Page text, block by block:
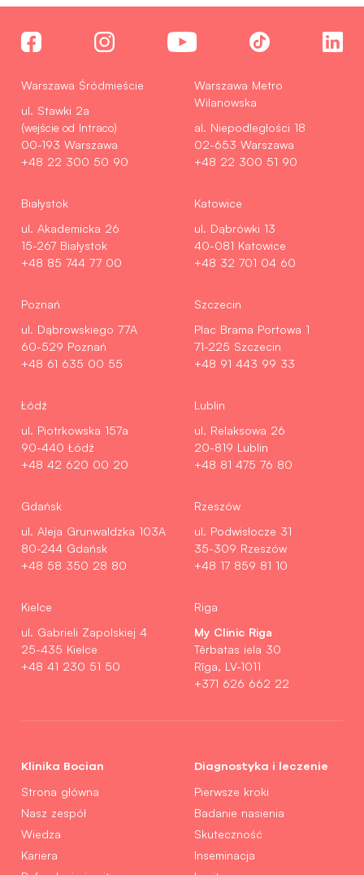
Warszawa Śródmieście
ul. Stawki 2a
(wejście od Intraco)
00-193 Warszawa
+48 22 300 50 90
Warszawa Metro
Wilanowska
al. Niepodległości 18
02-653 Warszawa
+48 22 300 51 90
Białystok
ul. Akademicka 26
15-267 Białystok
+48 85 744 77 00
Katowice
ul. Dąbrówki 13
40-081 Katowice
+48 32 701 04 60
Poznań
ul. Dąbrowskiego 77A
60-529 Poznań
+48 61 635 00 55
Szczecin
Plac Brama Portowa 1
71-225 Szczecin
+48 91 443 99 33
Łódź
ul. Piotrkowska 157a
90-440 Łódź
+48 42 620 00 20
Lublin
ul. Relaksowa 26
20-819 Lublin
+48 81 475 76 80
Gdańsk
ul. Aleja Grunwaldzka 103A
80-244 Gdańsk
+48 58 350 28 80
Rzeszów
ul. Podwisłocze 31
35-309 Rzeszów
+48 17 859 81 10
Kielce
ul. Gabrieli Zapolskiej 4
25-435 Kielce
+48 41 230 51 50
Riga
My Clinic Riga
Tērbatas iela 30
Rīga, LV-1011
+371 626 662 22
Klinika Bocian
Strona główna
Nasz zespół
Wiedza
Kariera
Diagnostyka i leczenie
Pierwsze kroki
Badanie nasienia
Skuteczność
Inseminacja